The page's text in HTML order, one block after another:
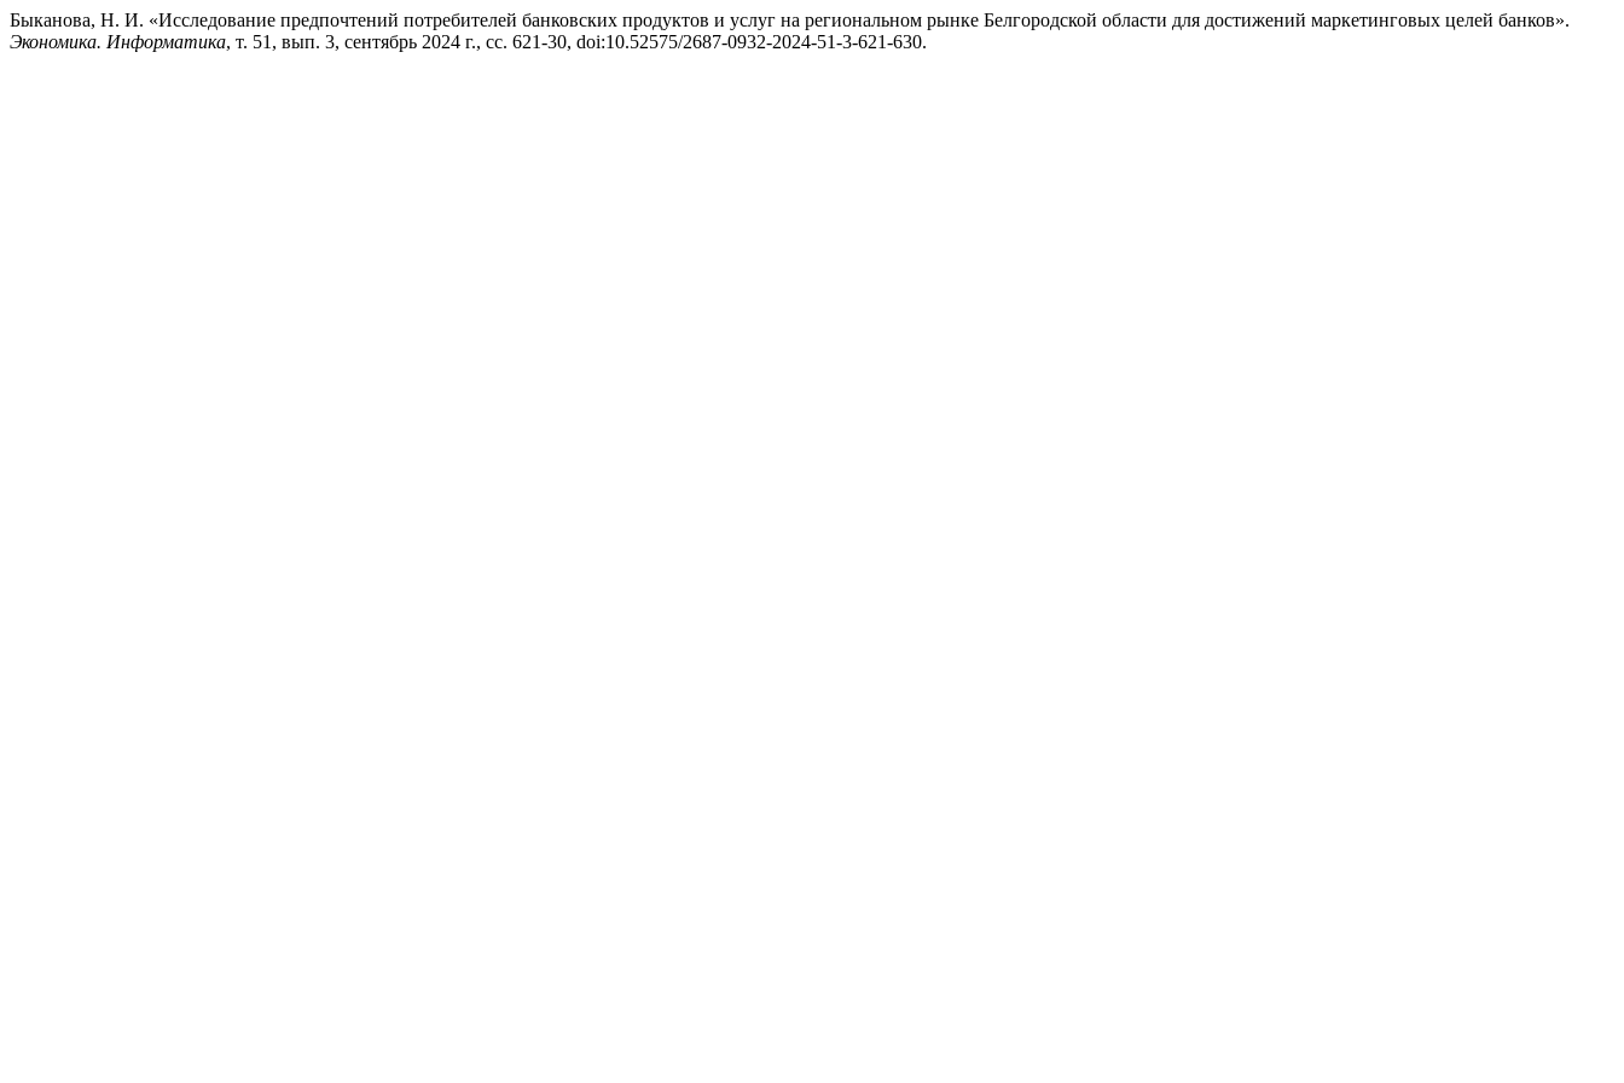
Быканова, Н. И. «Исследование предпочтений потребителей банковских продуктов и услуг на региональном рынке Белгородской области для достижений маркетинговых целей банков».
Экономика. Информатика, т. 51, вып. 3, сентябрь 2024 г., сс. 621-30, doi:10.52575/2687-0932-2024-51-3-621-630.